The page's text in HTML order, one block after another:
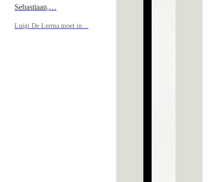
Sebastiaan,…
Luigi De Lerma moet in…